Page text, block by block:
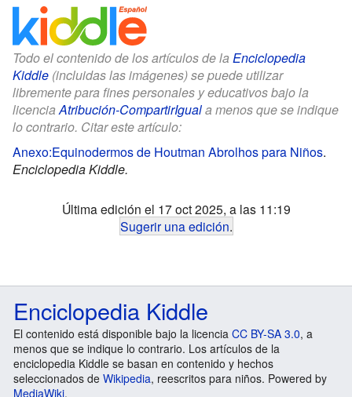
Todo el contenido de los artículos de la Enciclopedia
Kiddle (incluidas las imágenes) se puede utilizar
libremente para fines personales y educativos bajo la
licenciaAtribución-CompartirIguala menos que se indique
lo contrario. Citar este artículo:
Anexo:Equinodermos de Houtman Abrolhos para Niños.
Enciclopedia Kiddle.
Última edición el 17 oct 2025, a las 11:19
Sugerir una edición.
Enciclopedia Kiddle
El contenido está disponible bajo la licencia CC BY-SA 3.0, a
menos que se indique lo contrario. Los artículos de la
enciclopedia Kiddle se basan en contenido y hechos
seleccionados de Wikipedia, reescritos para niños. Powered by
MediaWiki.